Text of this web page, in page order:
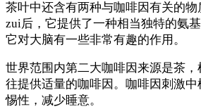
茶叶中还含有两种与咖啡因有关的物
zui后，它提供了一种相当独特的氨
它对大脑有一些非常有趣的作用。
世界范围内第二大咖啡因来源是茶
往提供适量的咖啡因。咖啡因刺激
惕性，减少睡意。